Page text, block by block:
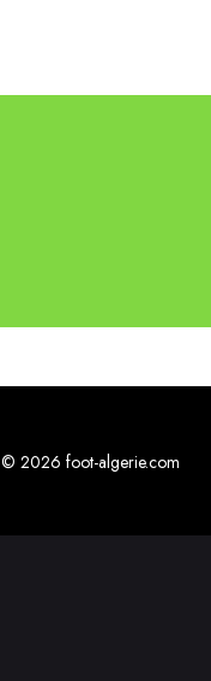
© 2026 foot-algerie.com